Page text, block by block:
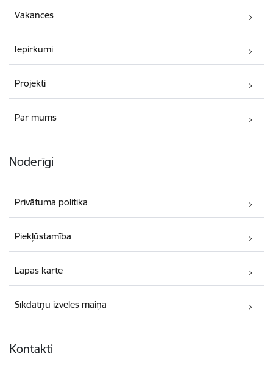
Vakances
Iepirkumi
Projekti
Par mums
Noderīgi
Privātuma politika
Piekļūstamība
Lapas karte
Sīkdatņu izvēles maiņa
Kontakti